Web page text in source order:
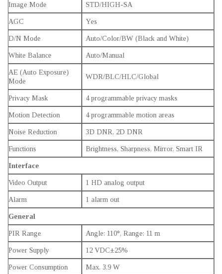
Image Mode STD/HIGH-SA
AGC Yes
D/N Mode Auto/Color/BW (Black and White)
White Balance Auto/Manual
AE (Auto Exposure)
Mode
WDR/BLC/HLC/Global
Privacy Mask 4 programmable privacy masks
Motion Detection 4 programmable motion areas
Noise Reduction 3D DNR, 2D DNR
Functions Brightness, Sharpness, Mirror, Smart IR
Interface
Video Output 1 HD analog output
Alarm 1 alarm out
General
PIR Range Angle: 110°, Range: 11 m
Power Supply 12 VDC±25%
Power Consumption Max. 3.9 W